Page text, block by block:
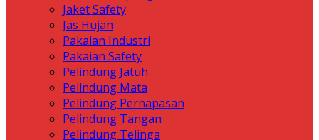
Jaket Safety
Jas Hujan
Pakaian Industri
Pakaian Safety
Pelindung Jatuh
Pelindung Mata
Pelindung Pernapasan
Pelindung Tangan
Pelindung Telinga